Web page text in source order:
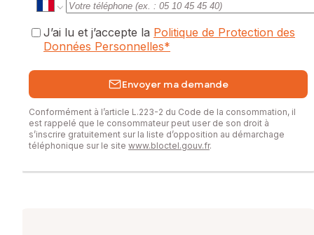
J’ai lu et j’accepte la Politique de Protection des
Données Personnelles*
Envoyer ma demande
Conformément à l’article L.223-2 du Code de la consommation, il
est rappelé que le consommateur peut user de son droit à
s’inscrire gratuitement sur la liste d’opposition au démarchage
téléphonique sur le site www.bloctel.gouv.fr.